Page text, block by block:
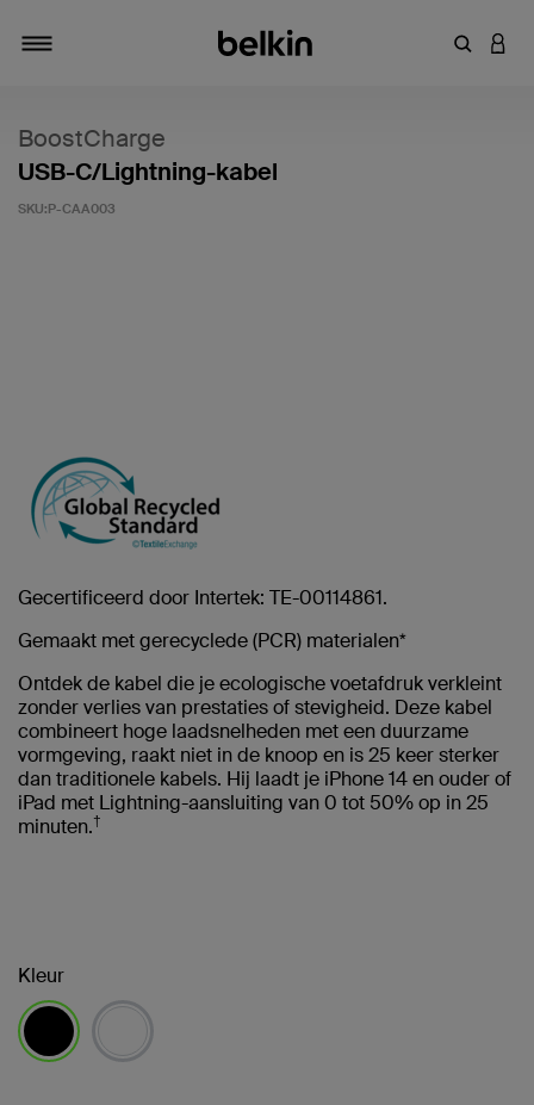
BoostCharge
USB-C/Lightning-kabel
SKU:P-CAA003
Gecertificeerd door Intertek: TE-00114861.
Gemaakt met gerecyclede (PCR) materialen*
Ontdek de kabel die je ecologische voetafdruk verkleint
zonder verlies van prestaties of stevigheid. Deze kabel
combineert hoge laadsnelheden met een duurzame
vormgeving, raakt niet in de knoop en is 25 keer sterker
dan traditionele kabels. Hij laadt je iPhone 14 en ouder of
iPad met Lightning-aansluiting van 0 tot 50% op in 25
minuten.†
Kleur